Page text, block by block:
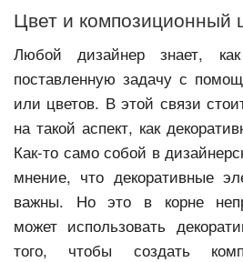
Цвет и композиционный
Любой дизайнер знает,
поставленную задачу с
или цветов. В этой связи
на такой аспект, как
Как-то само собой в
мнение, что декоративные
важны. Но это в корне
может использовать
того, чтобы создать